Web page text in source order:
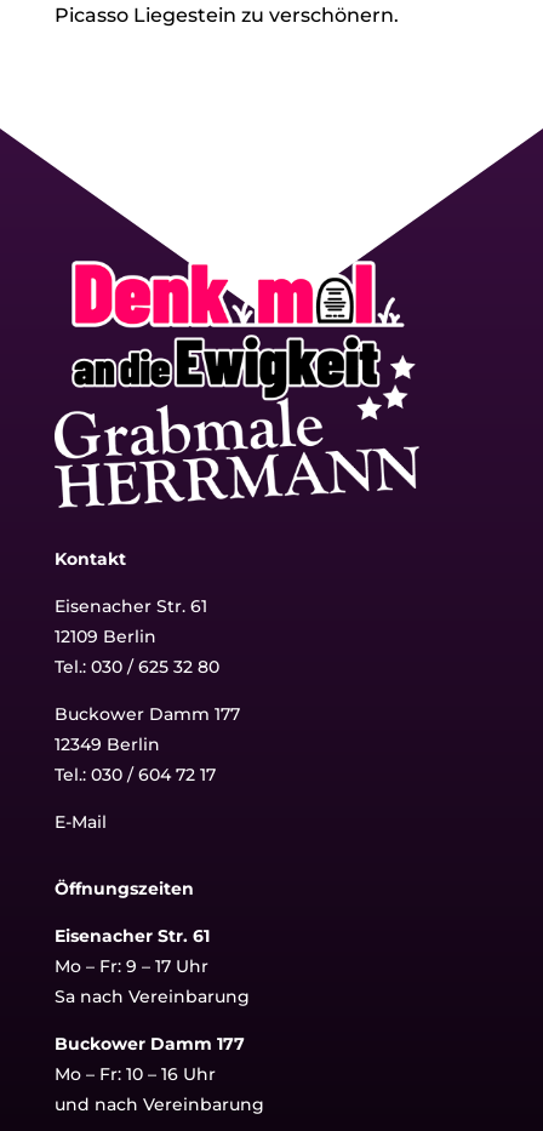
Picasso Liegestein zu verschönern.
Kontakt
Eisenacher Str. 61
12109 Berlin
Tel.: 030 / 625 32 80
Buckower Damm 177
12349 Berlin
Tel.: 030 / 604 72 17
E-Mail
Öffnungszeiten
Eisenacher Str. 61
Mo – Fr: 9 – 17 Uhr
Sa nach Vereinbarung
Buckower Damm 177
Mo – Fr: 10 – 16 Uhr
und nach Vereinbarung